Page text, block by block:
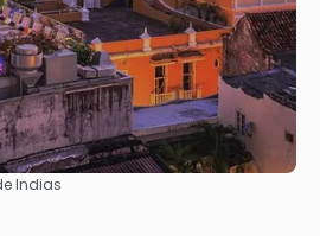
Vejo
Indias